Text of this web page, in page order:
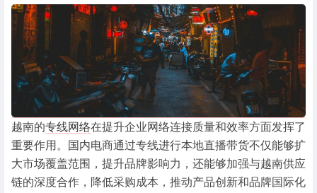
越南的专线网络在提升企业网络连接质量和效率方面发挥了
重要作用。国内电商通过专线进行本地直播带货不仅能够扩
大市场覆盖范围，提升品牌影响力，还能够加强与越南供应
链的深度合作，降低采购成本，推动产品创新和品牌国际化